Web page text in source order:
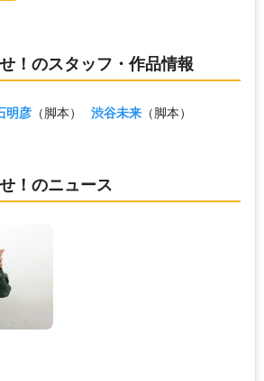
！のスタッフ・作品情報
明彦 （脚本） 渋谷未来 （脚本）
！のニュース